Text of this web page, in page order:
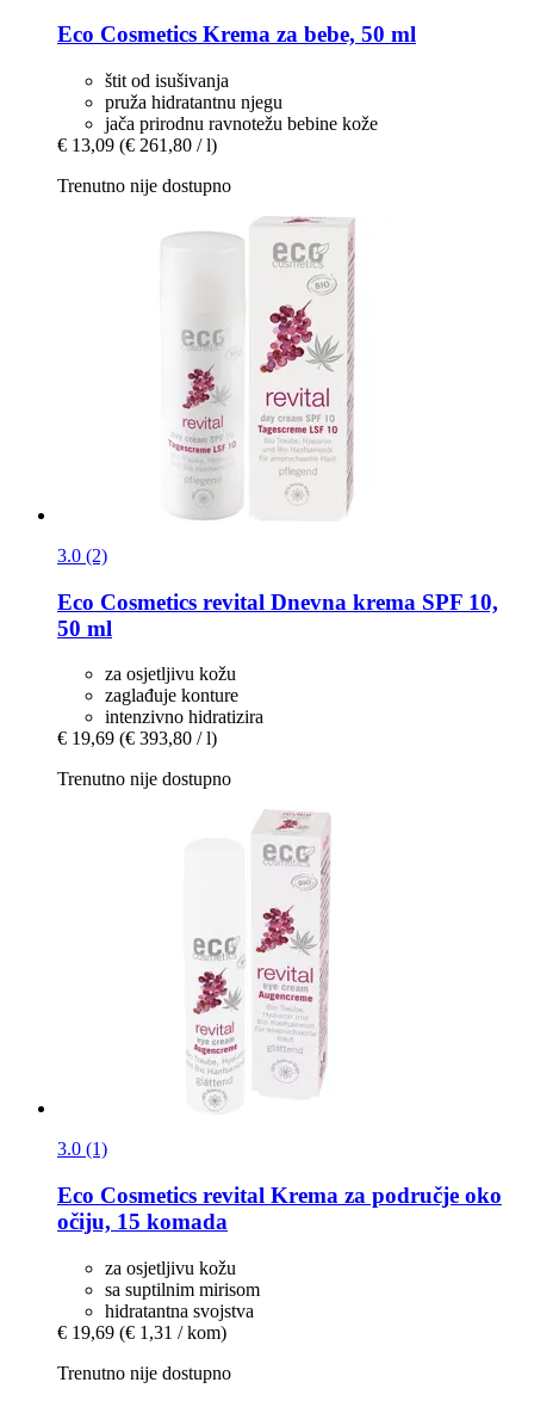
Eco Cosmetics Krema za bebe, 50 ml
štit od isušivanja
pruža hidratantnu njegu
jača prirodnu ravnotežu bebine kože
€ 13,09 (€ 261,80 / l)
Trenutno nije dostupno
3.0 (2)
Eco Cosmetics revital Dnevna krema SPF 10,
50 ml
za osjetljivu kožu
zaglađuje konture
intenzivno hidratizira
€ 19,69 (€ 393,80 / l)
Trenutno nije dostupno
3.0 (1)
Eco Cosmetics revital Krema za područje oko
očiju, 15 komada
za osjetljivu kožu
sa suptilnim mirisom
hidratantna svojstva
€ 19,69 (€ 1,31 / kom)
Trenutno nije dostupno